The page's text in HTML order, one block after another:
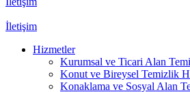
İletişim
Hizmetler
Kurumsal ve Ticari Alan
Konut ve Bireysel Temizlik
Konaklama ve Sosyal Alan